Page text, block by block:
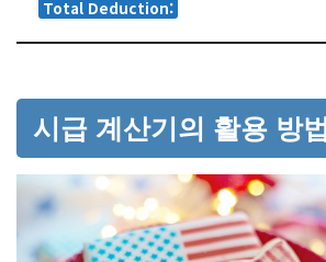
Total Deduction:
시급 계산기의 활용 방법